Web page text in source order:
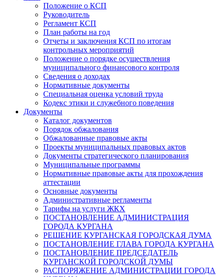
Положение о КСП
Руководитель
Регламент КСП
План работы на год
Отчеты и заключения КСП по итогам
контрольных мероприятий
Положение о порядке осуществления
муниципального финансового контроля
Сведения о доходах
Нормативные документы
Специальная оценка условий труда
Кодекс этики и служебного поведения
Документы
Каталог документов
Порядок обжалования
Обжалованные правовые акты
Проекты муниципальных правовых актов
Документы стратегического планирования
Муниципальные программы
Нормативные правовые акты для прохождения
аттестации
Основные документы
Административные регламенты
Тарифы на услуги ЖКХ
ПОСТАНОВЛЕНИЕ АДМИНИСТРАЦИЯ
ГОРОДА КУРГАНА
РЕШЕНИЕ КУРГАНСКАЯ ГОРОДСКАЯ ДУМА
ПОСТАНОВЛЕНИЕ ГЛАВА ГОРОДА КУРГАНА
ПОСТАНОВЛЕНИЕ ПРЕДСЕДАТЕЛЬ
КУРГАНСКОЙ ГОРОДСКОЙ ДУМЫ
РАСПОРЯЖЕНИЕ АДМИНИСТРАЦИИ ГОРОДА